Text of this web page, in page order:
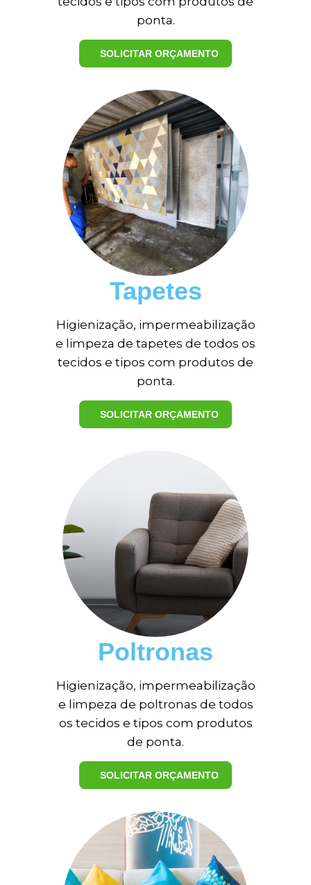
ponta.
SOLICITAR ORÇAMENTO
Tapetes
Higienização, impermeabilização
e limpeza de tapetes de todos os
tecidos e tipos com produtos de
ponta.
SOLICITAR ORÇAMENTO
Poltronas
Higienização, impermeabilização
e limpeza de poltronas de todos
os tecidos e tipos com produtos
de ponta.
SOLICITAR ORÇAMENTO
ME LIGUE AGORA